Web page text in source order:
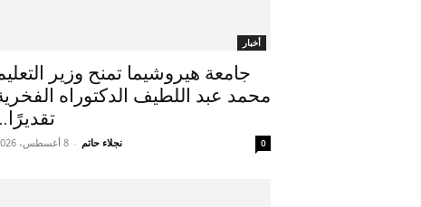
أخبار
جامعة هيروشيما تمنح وزير
محمد عبد اللطيف الدكتوراه
نجلاء حاتم - 8 أغسطس، 2026 0